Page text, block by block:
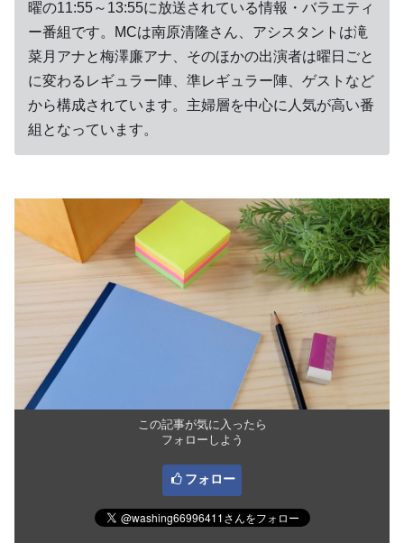
曜の11:55～13:55に放送されている情報・バラエティ
ー番組です。MCは南原清隆さん、アシスタントは滝
菜月アナと梅澤廉アナ、そのほかの出演者は曜日ごと
に変わるレギュラー陣、準レギュラー陣、ゲストなど
から構成されています。主婦層を中心に人気が高い番
組となっています。
この記事が気に入ったら
フォローしよう
フォロー